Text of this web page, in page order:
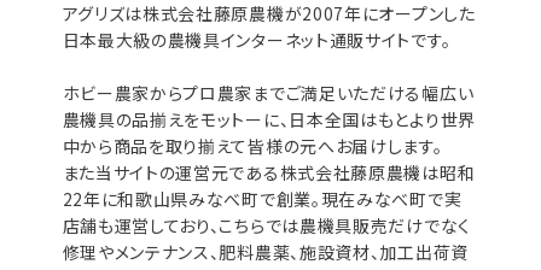
アグリズは株式会社藤原農機が2007年にオープンした
日本最大級の農機具インターネット通販サイトです。
ホビー農家からプロ農家までご満足いただける幅広い
農機具の品揃えをモットーに、日本全国はもとより世界
中から商品を取り揃えて皆様の元へお届けします。
また当サイトの運営元である株式会社藤原農機は昭和
22年に和歌山県みなべ町で創業。現在みなべ町で実
店舗も運営しており、こちらでは農機具販売だけでなく
修理やメンテナンス、肥料農薬、施設資材、加工出荷資